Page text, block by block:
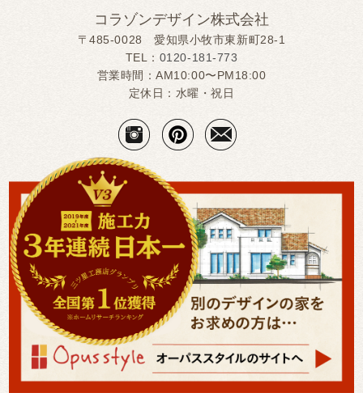
コラゾンデザイン株式会社
〒485-0028 愛知県小牧市東新町28-1
TEL： 0120-181-773
営業時間：AM10:00〜PM18:00
定休日：水曜・祝日